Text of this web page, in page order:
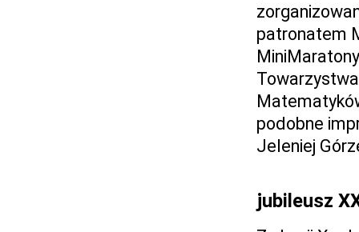
patronatem
podobne
Jeleniej
jubileusz